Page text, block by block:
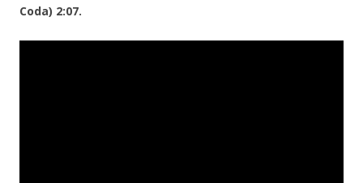
Coda) 2:07.